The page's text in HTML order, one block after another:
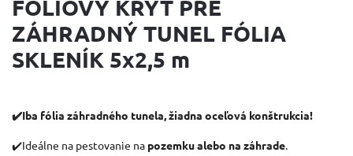
FÓLIOVÝ KRYT PRE
ZÁHRADNÝ TUNEL FÓLIA
SKLENÍK 5x2,5 m
✔️Iba fólia záhradného tunela, žiadna oceľová konštrukcia!
✔️Ideálne na pestovanie na pozemku alebo na záhrade.